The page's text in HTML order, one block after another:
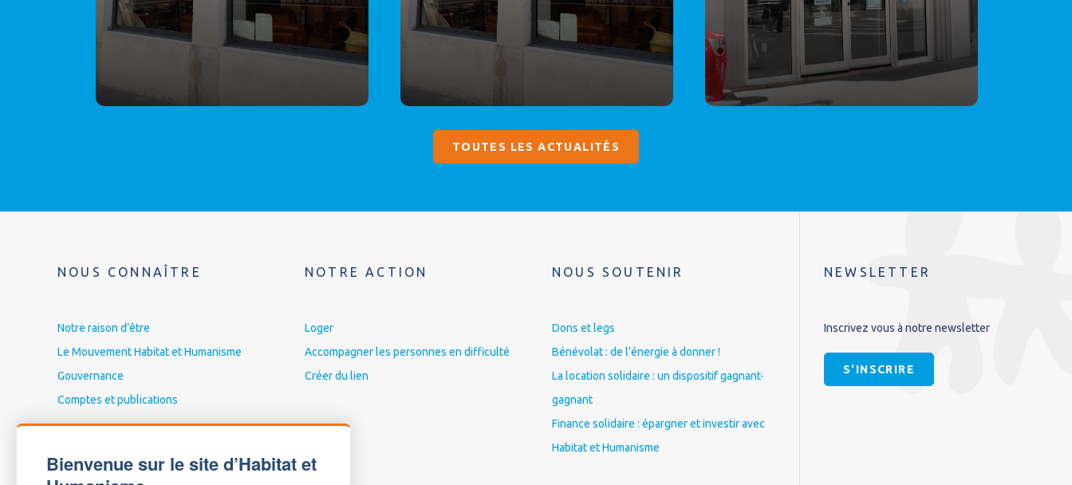
Bienvenue sur le site d’Habitat et
TOUTES LES ACTUALITÉS
NOUS CONNAÎTRE
Notre raison d’être
Le Mouvement Habitat et Humanisme
Gouvernance
Comptes et publications
NOTRE ACTION
Loger
Accompagner les personnes en difficulté
Créer du lien
NOUS SOUTENIR
Dons et legs
Bénévolat : de l’énergie à donner !
La location solidaire : un dispositif gagnant-
gagnant
Finance solidaire : épargner et investir avec
Habitat et Humanisme
NEWSLETTER
Inscrivez vous à notre newsletter
S'INSCRIRE